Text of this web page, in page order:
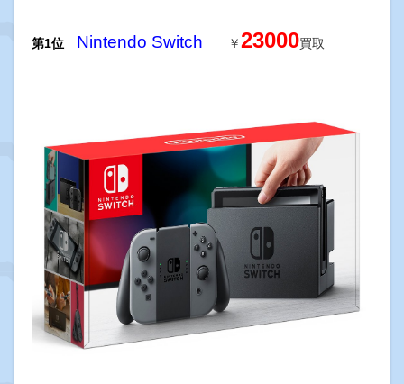
第1位 Nintendo Switch ￥23000買取